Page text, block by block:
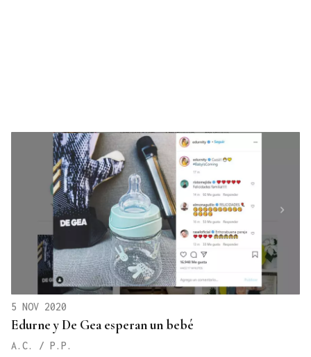
5 NOV 2020
Edurne y De Gea esperan un bebé
A.C. / P.P.